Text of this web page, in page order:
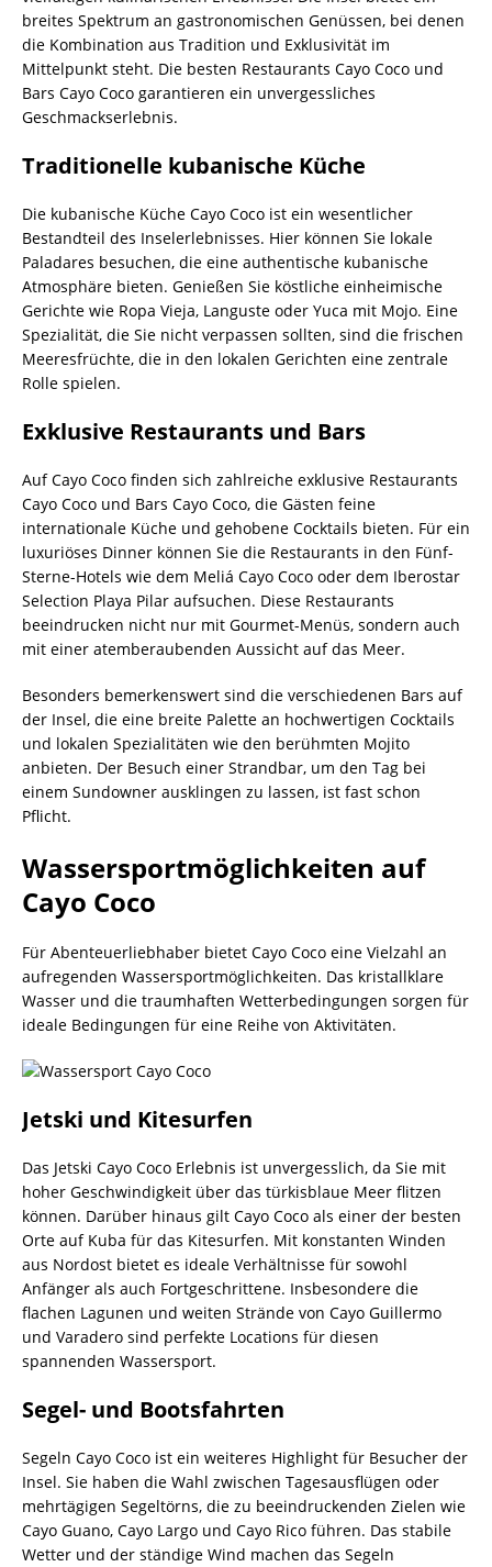
breites Spektrum an gastronomischen Genüssen, bei denen
die Kombination aus Tradition und Exklusivität im
Mittelpunkt steht. Die besten Restaurants Cayo Coco und
Bars Cayo Coco garantieren ein unvergessliches
Geschmackserlebnis.
Traditionelle kubanische Küche
Die kubanische Küche Cayo Coco ist ein wesentlicher
Bestandteil des Inselerlebnisses. Hier können Sie lokale
Paladares besuchen, die eine authentische kubanische
Atmosphäre bieten. Genießen Sie köstliche einheimische
Gerichte wie Ropa Vieja, Languste oder Yuca mit Mojo. Eine
Spezialität, die Sie nicht verpassen sollten, sind die frischen
Meeresfrüchte, die in den lokalen Gerichten eine zentrale
Rolle spielen.
Exklusive Restaurants und Bars
Auf Cayo Coco finden sich zahlreiche exklusive Restaurants
Cayo Coco und Bars Cayo Coco, die Gästen feine
internationale Küche und gehobene Cocktails bieten. Für ein
luxuriöses Dinner können Sie die Restaurants in den Fünf-
Sterne-Hotels wie dem Meliá Cayo Coco oder dem Iberostar
Selection Playa Pilar aufsuchen. Diese Restaurants
beeindrucken nicht nur mit Gourmet-Menüs, sondern auch
mit einer atemberaubenden Aussicht auf das Meer.
Besonders bemerkenswert sind die verschiedenen Bars auf
der Insel, die eine breite Palette an hochwertigen Cocktails
und lokalen Spezialitäten wie den berühmten Mojito
anbieten. Der Besuch einer Strandbar, um den Tag bei
einem Sundowner ausklingen zu lassen, ist fast schon
Pflicht.
Wassersportmöglichkeiten auf
Cayo Coco
Für Abenteuerliebhaber bietet Cayo Coco eine Vielzahl an
aufregenden Wassersportmöglichkeiten. Das kristallklare
Wasser und die traumhaften Wetterbedingungen sorgen für
ideale Bedingungen für eine Reihe von Aktivitäten.
Jetski und Kitesurfen
Das Jetski Cayo Coco Erlebnis ist unvergesslich, da Sie mit
hoher Geschwindigkeit über das türkisblaue Meer flitzen
können. Darüber hinaus gilt Cayo Coco als einer der besten
Orte auf Kuba für das Kitesurfen. Mit konstanten Winden
aus Nordost bietet es ideale Verhältnisse für sowohl
Anfänger als auch Fortgeschrittene. Insbesondere die
flachen Lagunen und weiten Strände von Cayo Guillermo
und Varadero sind perfekte Locations für diesen
spannenden Wassersport.
Segel- und Bootsfahrten
Segeln Cayo Coco ist ein weiteres Highlight für Besucher der
Insel. Sie haben die Wahl zwischen Tagesausflügen oder
mehrtägigen Segeltörns, die zu beeindruckenden Zielen wie
Cayo Guano, Cayo Largo und Cayo Rico führen. Das stabile
Wetter und der ständige Wind machen das Segeln